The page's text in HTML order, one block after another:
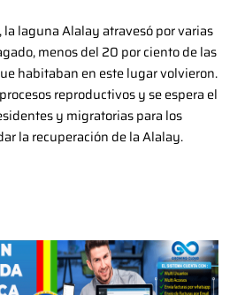
laguna Alalay atravesó por varias
menos del 20 por ciento de las
habitaban en este lugar volvieron.
reproductivos y se espera el
y migratorias para los
la recuperación de la Alalay.